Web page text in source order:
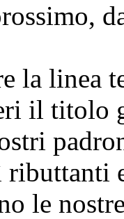
la linea
il titolo
ributtanti
le